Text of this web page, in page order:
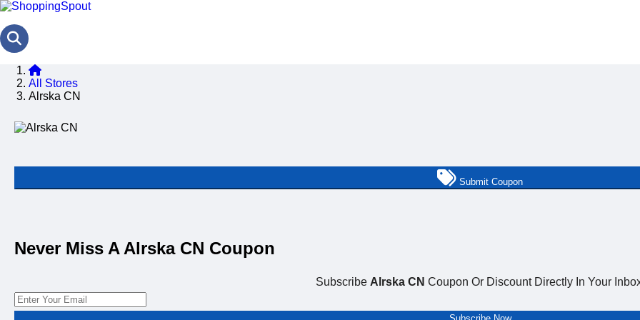
All Stores
Alrska CN
Submit Coupon
Never Miss A Alrska CN Coupon
Subscribe Alrska CN Coupon Or Discount Directly In Your